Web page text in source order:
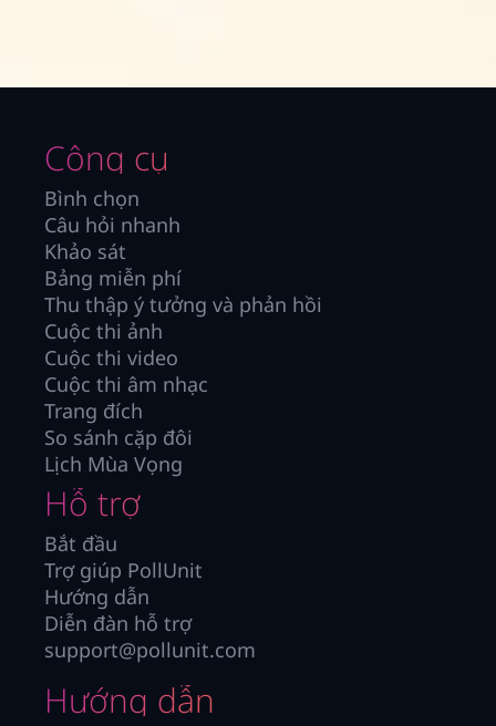
Công cụ
Bình chọn
Câu hỏi nhanh
Khảo sát
Bảng miễn phí
Thu thập ý tưởng và phản hồi
Cuộc thi ảnh
Cuộc thi video
Cuộc thi âm nhạc
Trang đích
So sánh cặp đôi
Lịch Mùa Vọng
Hỗ trợ
Bắt đầu
Trợ giúp PollUnit
Hướng dẫn
Diễn đàn hỗ trợ
support@pollunit.com
Hướng dẫn